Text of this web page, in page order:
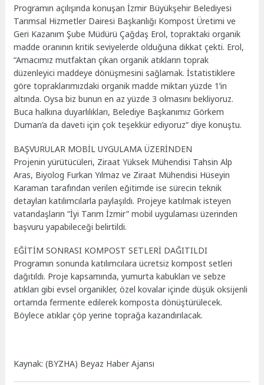
Programın açılışında konuşan İzmir Büyükşehir Belediyesi
Tarımsal Hizmetler Dairesi Başkanlığı Kompost Üretimi ve
Geri Kazanım Şube Müdürü Çağdaş Erol, topraktaki organik
madde oranının kritik seviyelerde olduğuna dikkat çekti. Erol,
“Amacımız mutfaktan çıkan organik atıkların toprak
düzenleyici maddeye dönüşmesini sağlamak. İstatistiklere
göre topraklarımızdaki organik madde miktarı yüzde 1’in
altında. Oysa biz bunun en az yüzde 3 olmasını bekliyoruz.
Buca halkına duyarlılıkları, Belediye Başkanımız Görkem
Duman’a da daveti için çok teşekkür ediyoruz” diye konuştu.
BAŞVURULAR MOBİL UYGULAMA ÜZERİNDEN
Projenin yürütücüleri, Ziraat Yüksek Mühendisi Tahsin Alp
Aras, Biyolog Furkan Yılmaz ve Ziraat Mühendisi Hüseyin
Karaman tarafından verilen eğitimde ise sürecin teknik
detayları katılımcılarla paylaşıldı. Projeye katılmak isteyen
vatandaşların “İyi Tarım İzmir” mobil uygulaması üzerinden
başvuru yapabileceği belirtildi.
EĞİTİM SONRASI KOMPOST SETLERİ DAĞITILDI
Programın sonunda katılımcılara ücretsiz kompost setleri
dağıtıldı. Proje kapsamında, yumurta kabukları ve sebze
atıkları gibi evsel organikler, özel kovalar içinde düşük oksijenli
ortamda fermente edilerek komposta dönüştürülecek.
Böylece atıklar çöp yerine toprağa kazandırılacak.
Kaynak: (BYZHA) Beyaz Haber Ajansı